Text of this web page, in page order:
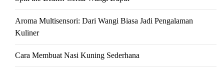
Aroma Multisensori: Dari Wangi Biasa Jadi Pengalaman
Kuliner
Cara Membuat Nasi Kuning Sederhana